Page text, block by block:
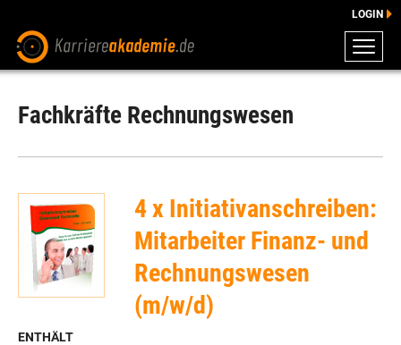
DOWNLOADS
E-LEARNING
BERATUNG
LOGIN
Fachkräfte Rechnungswesen
4 x Initiativanschreiben:
Mitarbeiter Finanz- und
Rechnungswesen
(m/w/d)
ENTHÄLT